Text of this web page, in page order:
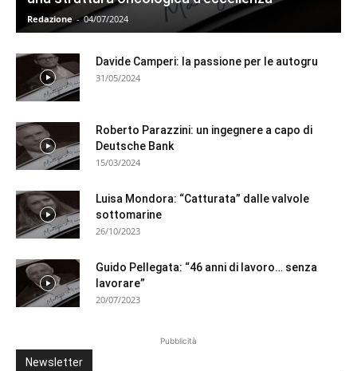
Redazione - 04/07/2024
Davide Camperi: la passione per le autogru
31/05/2024
Roberto Parazzini: un ingegnere a capo di
Deutsche Bank
15/03/2024
Luisa Mondora: “Catturata” dalle valvole
sottomarine
26/10/2023
Guido Pellegata: “46 anni di lavoro… senza
lavorare”
20/07/2023
Pubblicità
Newsletter